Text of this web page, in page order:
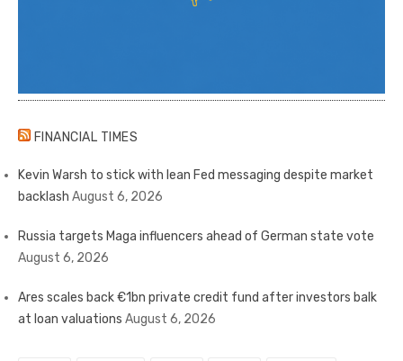
FINANCIAL TIMES
Kevin Warsh to stick with lean Fed messaging despite market
backlash August 6, 2026
Russia targets Maga influencers ahead of German state vote
August 6, 2026
Ares scales back €1bn private credit fund after investors balk
at loan valuations August 6, 2026